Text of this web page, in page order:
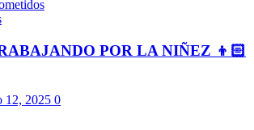
POR LA NIÑEZ 👦🏻
12, 2025 0